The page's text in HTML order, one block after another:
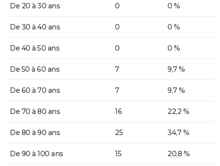
De 20 à 30 ans 0 0 %
De 30 à 40 ans 0 0 %
De 40 à 50 ans 0 0 %
De 50 à 60 ans 7 9,7 %
De 60 à 70 ans 7 9,7 %
De 70 à 80 ans 16 22,2 %
De 80 à 90 ans 25 34,7 %
De 90 à 100 ans 15 20,8 %